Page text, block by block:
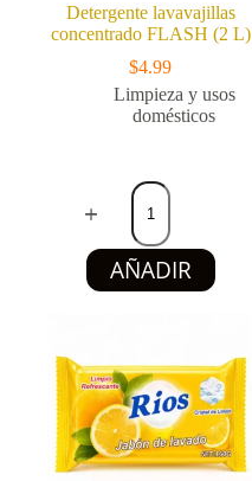
Detergente lavavajillas
concentrado FLASH (2 L)
$4.99
Limpieza y usos
domésticos
Detergente
lavavajillas
concentrado
FLASH
(2
L)
AÑADIR